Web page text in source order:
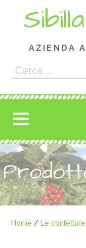
AZIENDA
Ricerca
per:
Home / Le confetture